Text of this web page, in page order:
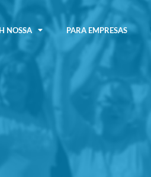
NOSSA PARA EMPRESAS